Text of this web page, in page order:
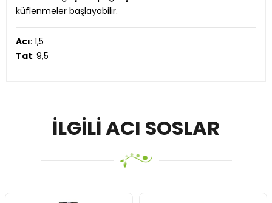
küflenmeler başlayabilir.
Acı: 1,5
Tat: 9,5
İLGILI ACI SOSLAR